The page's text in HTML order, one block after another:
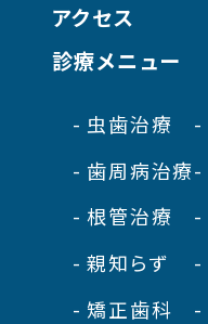
アクセス
診療メニュー
虫歯治療
歯周病治療
根管治療
親知らず
矯正歯科